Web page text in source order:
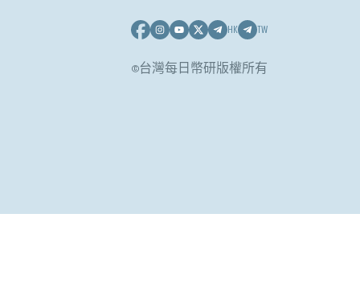
HK TW
©台灣每日幣研版權所有